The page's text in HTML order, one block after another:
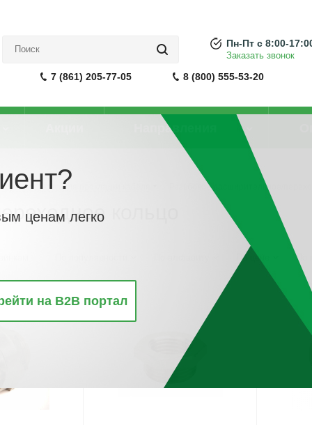
7 (861) 205-77-05 8 (800) 555-53-20
Пн-Пт с 8:00-
Заказать звонок
Направления
Трубы и рукава для прокладки кабеля Резьбовое расширительное/
кольцо
По цене По
ценам легко
на B2B портал